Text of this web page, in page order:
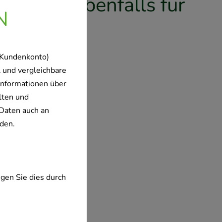
vergleichbare
über
und
auch an
Sie dies durch